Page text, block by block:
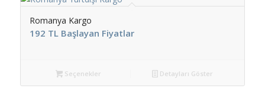
Romanya Kargo
192 TL Başlayan Fiyatlar
Seçenekler Detayları Göster